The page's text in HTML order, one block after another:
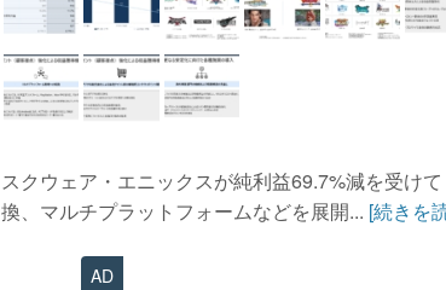
スクウェア・エニックスが純利益69.7%減を受け
換、マルチプラットフォームなどを展開... [続きを
AD